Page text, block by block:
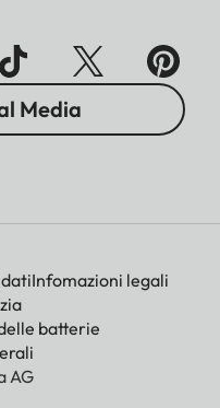
Media
Infomazioni legali
batterie
AG